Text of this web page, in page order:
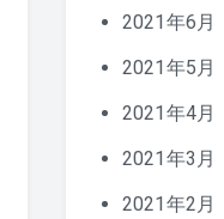
2021年6月
2021年5月
2021年4月
2021年3月
2021年2月